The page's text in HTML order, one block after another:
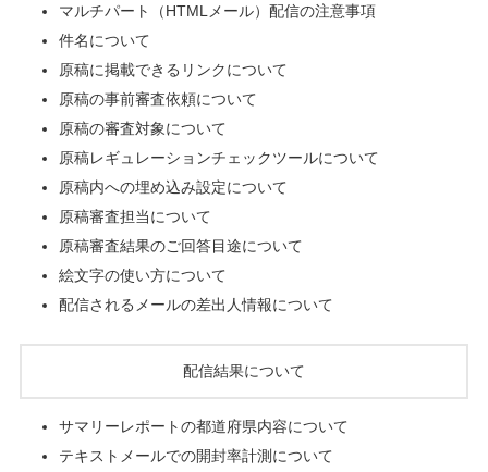
マルチパート（HTMLメール）配信の注意事項
件名について
原稿に掲載できるリンクについて
原稿の事前審査依頼について
原稿の審査対象について
原稿レギュレーションチェックツールについて
原稿内への埋め込み設定について
原稿審査担当について
原稿審査結果のご回答目途について
絵文字の使い方について
配信されるメールの差出人情報について
配信結果について
サマリーレポートの都道府県内容について
テキストメールでの開封率計測について